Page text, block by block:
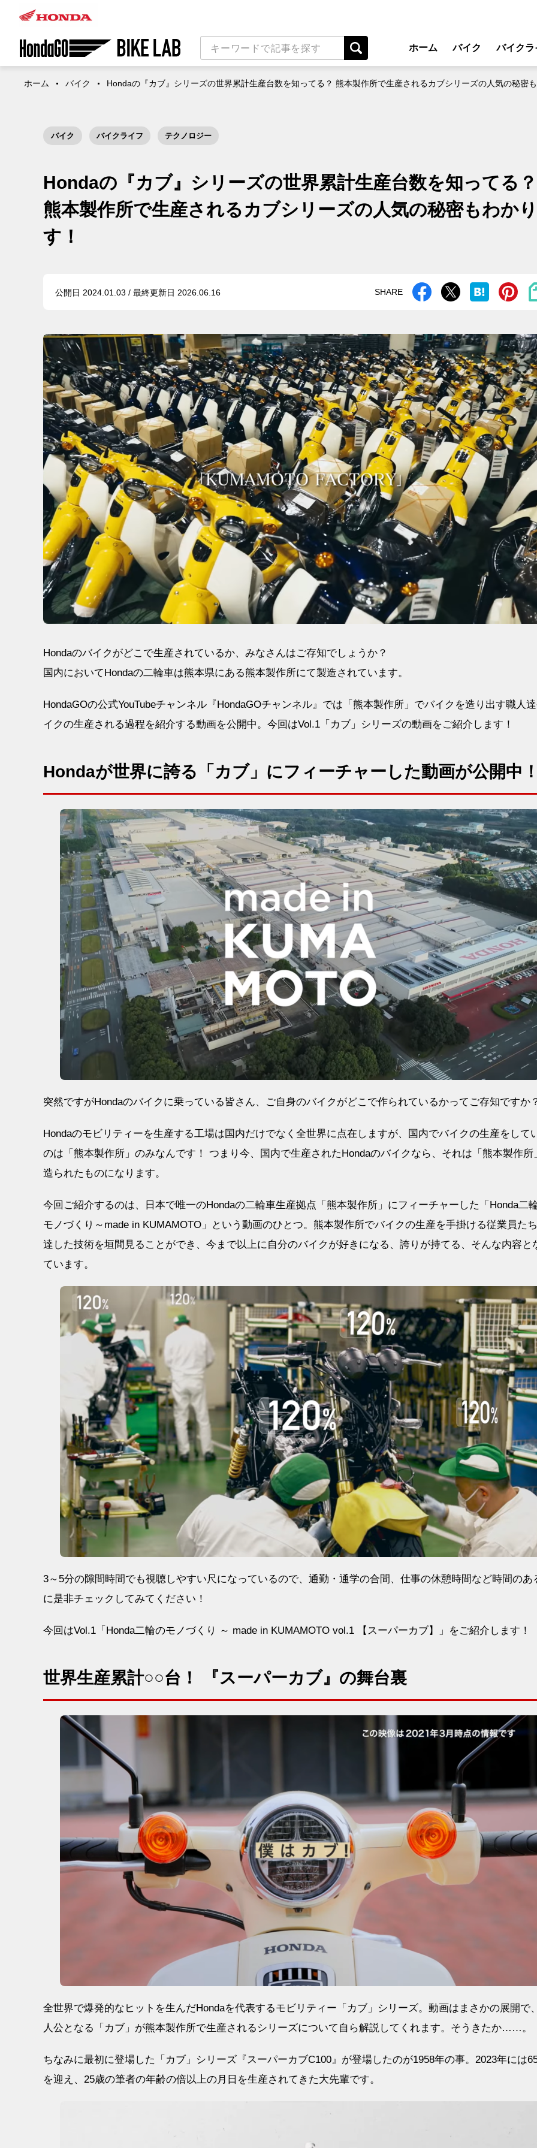
ホーム バイク
ビジネス
バイクラ
レンタル
メンテナ
ホーム バイク Hondaの『カブ』シリーズの世界累計生産台数を知ってる？ 熊本製作所で生産されるカブシリーズの人気の秘密
バイク バイクライフ テクノロジー
Hondaの『カブ』シリーズの世界累計生産台数を知ってる？
熊本製作所で生産されるカブシリーズの人気の秘密もわか
す！
公開日 2024.01.03 / 最終更新日 2026.06.16 SHARE
Hondaのバイクがどこで生産されているか、みなさんはご存知でしょうか？
国内においてHondaの二輪車は熊本県にある熊本製作所にて製造されています。
HondaGOの公式YouTubeチャンネル『HondaGOチャンネル』では「熊本製作所」でバイクを造り出す職人
イクの生産される過程を紹介する動画を公開中。今回はVol.1「カブ」シリーズの動画をご紹介します！
Hondaが世界に誇る「カブ」にフィーチャーした動画が公開中
突然ですがHondaのバイクに乗っている皆さん、ご自身のバイクがどこで作られているかってご存知ですか
Hondaのモビリティーを生産する工場は国内だけでなく全世界に点在しますが、国内でバイクの生産をして
のは「熊本製作所」のみなんです！ つまり今、国内で生産されたHondaのバイクなら、それは「熊本製作所
造られたものになります。
今回ご紹介するのは、日本で唯一のHondaの二輪車生産拠点「熊本製作所」にフィーチャーした「Honda二
モノづくり～made in KUMAMOTO」という動画のひとつ。熊本製作所でバイクの生産を手掛ける従業員た
達した技術を垣間見ることができ、今まで以上に自分のバイクが好きになる、誇りが持てる、そんな内容と
ています。
3～5分の隙間時間でも視聴しやすい尺になっているので、通勤・通学の合間、仕事の休憩時間など時間のあ
に是非チェックしてみてください！
今回はVol.1「Honda二輪のモノづくり ～ made in KUMAMOTO vol.1 【スーパーカブ】」をご紹介します！
世界生産累計○○台！ 『スーパーカブ』の舞台裏
全世界で爆発的なヒットを生んだHondaを代表するモビリティー「カブ」シリーズ。動画はまさかの展開で
人公となる「カブ」が熊本製作所で生産されるシリーズについて自ら解説してくれます。そうきたか……。
ちなみに最初に登場した「カブ」シリーズ『スーパーカブC100』が登場したのが1958年の事。2023年には
を迎え、25歳の筆者の年齢の倍以上の月日を生産されてきた大先輩です。